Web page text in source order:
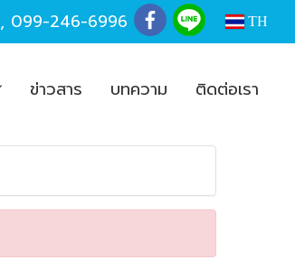
, 099-246-6996 TH
ข่าวสาร บทความ ติดต่อเรา